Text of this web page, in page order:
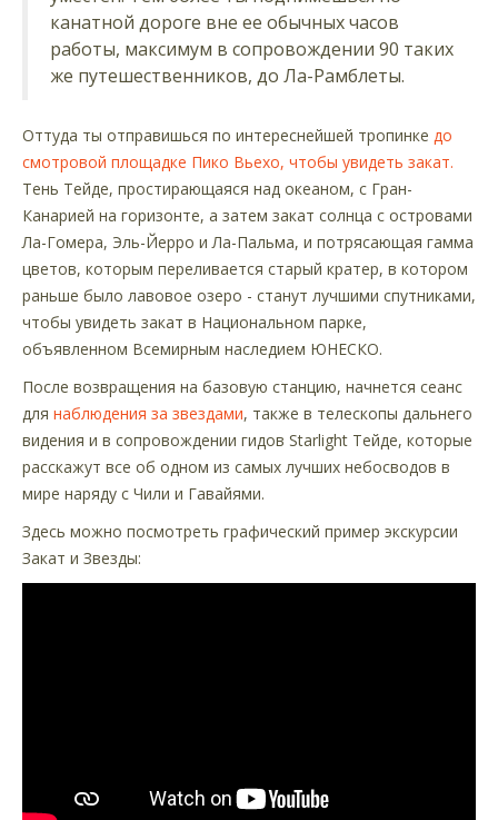
канатной дороге вне ее обычных часов
работы, максимум в сопровождении 90 таких
же путешественников, до Ла-Рамблеты.
Оттуда ты отправишься по интереснейшей тропинке до
смотровой площадке Пико Вьехо, чтобы увидеть закат.
Тень Тейде, простирающаяся над океаном, с Гран-
Канарией на горизонте, а затем закат солнца с островами
Ла-Гомера, Эль-Йерро и Ла-Пальма, и потрясающая гамма
цветов, которым переливается старый кратер, в котором
раньше было лавовое озеро - станут лучшими спутниками,
чтобы увидеть закат в Национальном парке,
объявленном Всемирным наследием ЮНЕСКО.
После возвращения на базовую станцию, начнется сеанс
для наблюдения за звездами, также в телескопы дальнего
видения и в сопровождении гидов Starlight Тейде, которые
расскажут все об одном из самых лучших небосводов в
мире наряду с Чили и Гавайями.
Здесь можно посмотреть графический пример экскурсии
Закат и Звезды: